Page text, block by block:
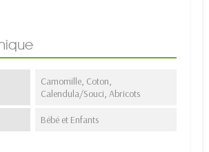
Camomille, Coton,
Calendula/Souci, Abricots
Bébé et Enfants